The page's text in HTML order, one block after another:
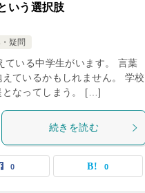
いう選択肢
疑問
ている中学生がいます。 言葉
ているかもしれません。 学校
となってしまう。 […]
続きを読む
0 0